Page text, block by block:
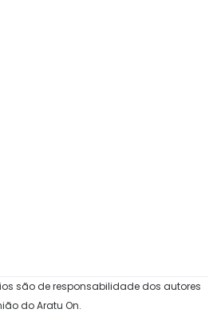
são de responsabilidade dos autores
do Aratu On.